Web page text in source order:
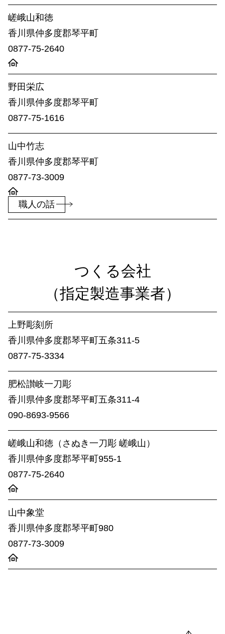
特集記事
職人の話
工芸品がある暮らし
香川にある国の伝統的工芸品
動画で​みるかがわもの
イラストでみる製造工程
ワークショップ
新着情報・イベント一覧
販売取扱店
関連リンク
プライバシーポリシー
嵯峨山和徳
香川県仲多度​郡琴平町
0877-75-2640
野田栄広
香川県仲多度​郡琴平町
0877-75-1616
山中竹志
香川県仲多度​郡琴平町
0877-73-3009
職人の話
つくる​会社​
（指定製造事業者）​
上野彫刻所
香川県仲多度​郡琴平町五条311-5
0877-75-3334
肥松讃岐一刀彫
香川県仲多度​郡琴平町五条311-4
090-8693-9566
嵯峨山和徳（さぬき一刀彫 嵯峨山）
香川県仲多度​郡琴平町955-1
0877-75-2640
山中象堂
香川県仲多度​郡琴平町980
0877-73-3009